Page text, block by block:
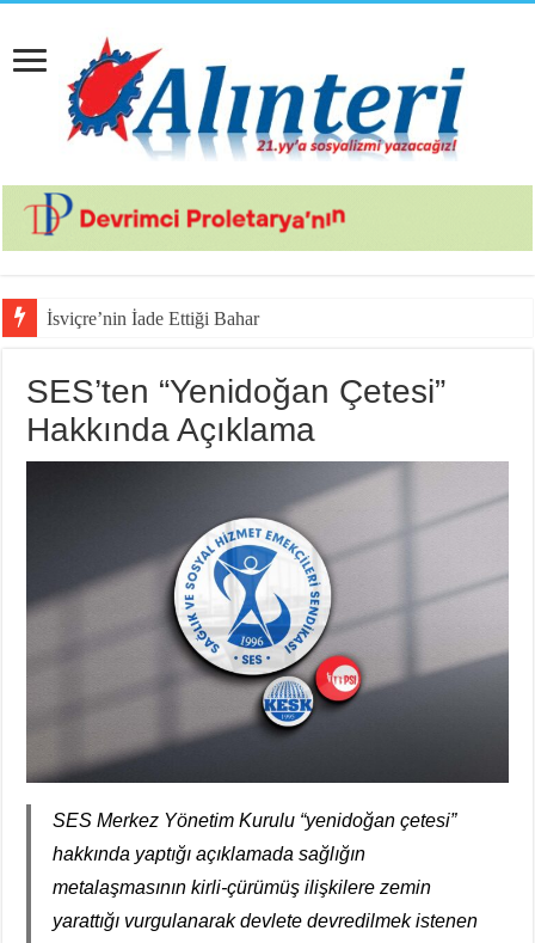
İsviçre’nin İade Ettiği Bahar Yalçınkaya Türkiye’
SES’ten “Yenidoğan Çetesi”
Hakkında Açıklama
SES Merkez Yönetim Kurulu “yenidoğan çetesi”
hakkında yaptığı açıklamada sağlığın
metalaşmasının kirli-çürümüş ilişkilere zemin
yarattığı vurgulanarak devlete devredilmek istenen